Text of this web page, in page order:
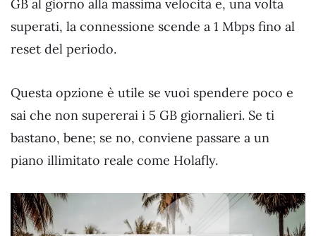
GB al giorno alla massima velocità e, una volta
superati, la connessione scende a 1 Mbps fino al
reset del periodo.
Questa opzione è utile se vuoi spendere poco e
sai che non supererai i 5 GB giornalieri. Se ti
bastano, bene; se no, conviene passare a un
piano illimitato reale come Holafly.